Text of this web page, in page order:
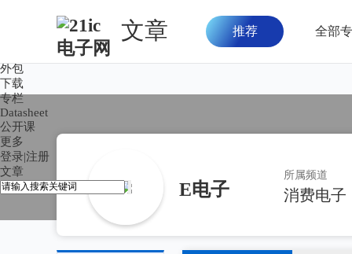
E电子
所属频道
消费电子
外包
下载
专栏
Datasheet
公开课
更多
登录|注册
文章
文章 推荐 全部